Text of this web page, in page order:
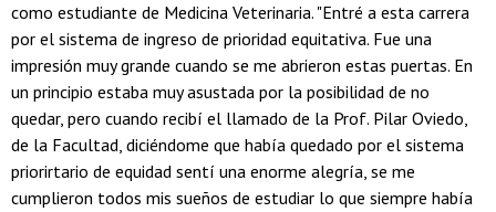
como estudiante de Medicina Veterinaria. "Entré a esta carrera
por el sistema de ingreso de prioridad equitativa. Fue una
impresión muy grande cuando se me abrieron estas puertas. En
un principio estaba muy asustada por la posibilidad de no
quedar, pero cuando recibí el llamado de la Prof. Pilar Oviedo,
de la Facultad, diciéndome que había quedado por el sistema
priorirtario de equidad sentí una enorme alegría, se me
cumplieron todos mis sueños de estudiar lo que siempre había